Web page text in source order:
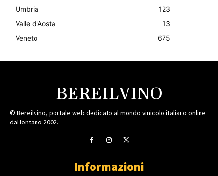
Umbria
123
Valle d'Aosta
13
Veneto
675
BEREILVINO
© Bereilvino, portale web dedicato al mondo vinicolo italiano online
dal lontano 2002.
Informazioni